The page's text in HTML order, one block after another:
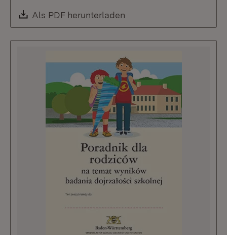
Download:
Als PDF herunterladen